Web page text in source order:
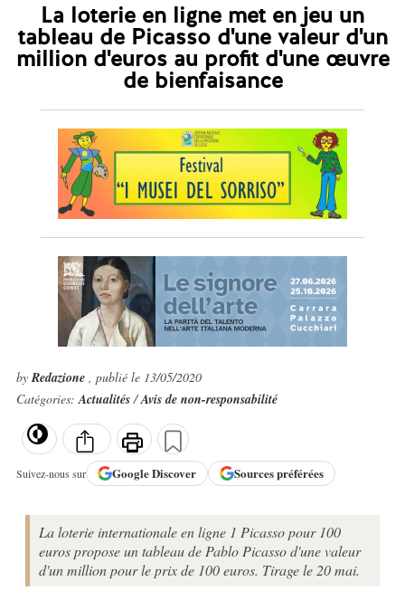
La loterie en ligne met en jeu un
tableau de Picasso d'une valeur d'un
million d'euros au profit d'une œuvre
de bienfaisance
byRedazione , publié le 13/05/2020
Catégories:Actualités/Avis de non-responsabilité
Suivez-nous sur GoogleDiscover Sources préférées
La loterie internationale en ligne 1 Picasso pour 100
euros propose un tableau de Pablo Picasso d'une valeur
d'un million pour le prix de 100 euros. Tirage le 20 mai.